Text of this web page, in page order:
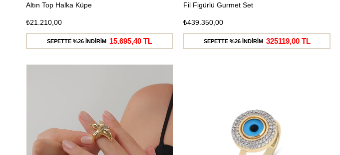
Altın Top Halka Küpe
₺21.210,00
SEPETTE %26 İNDİRİM 15.695,40 TL
Fil Figürlü Gurmet Set
₺439.350,00
SEPETTE %26 İNDİRİM 325119,00 TL
Ücretsiz
Kargo